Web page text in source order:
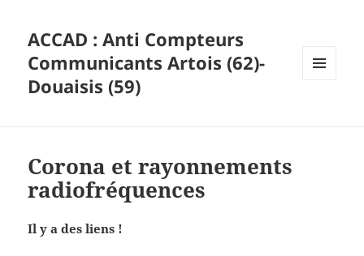
ACCAD : Anti Compteurs
Communicants Artois (62)-
Douaisis (59)
Corona et rayonnements
radiofréquences
Il y a des liens !